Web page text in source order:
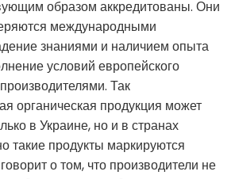
образом аккредитованы. Они
международными
знаниями и наличием опыта
условий европейского
Так
органическая продукция может
в Украине, но и в странах
такие продукты маркируются
о том, что производители не